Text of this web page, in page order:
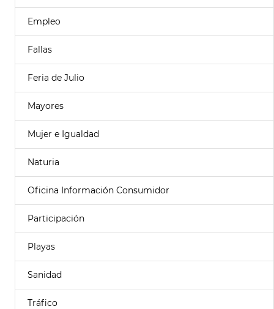
Empleo
Fallas
Feria de Julio
Mayores
Mujer e Igualdad
Naturia
Oficina Información Consumidor
Participación
Playas
Sanidad
Tráfico